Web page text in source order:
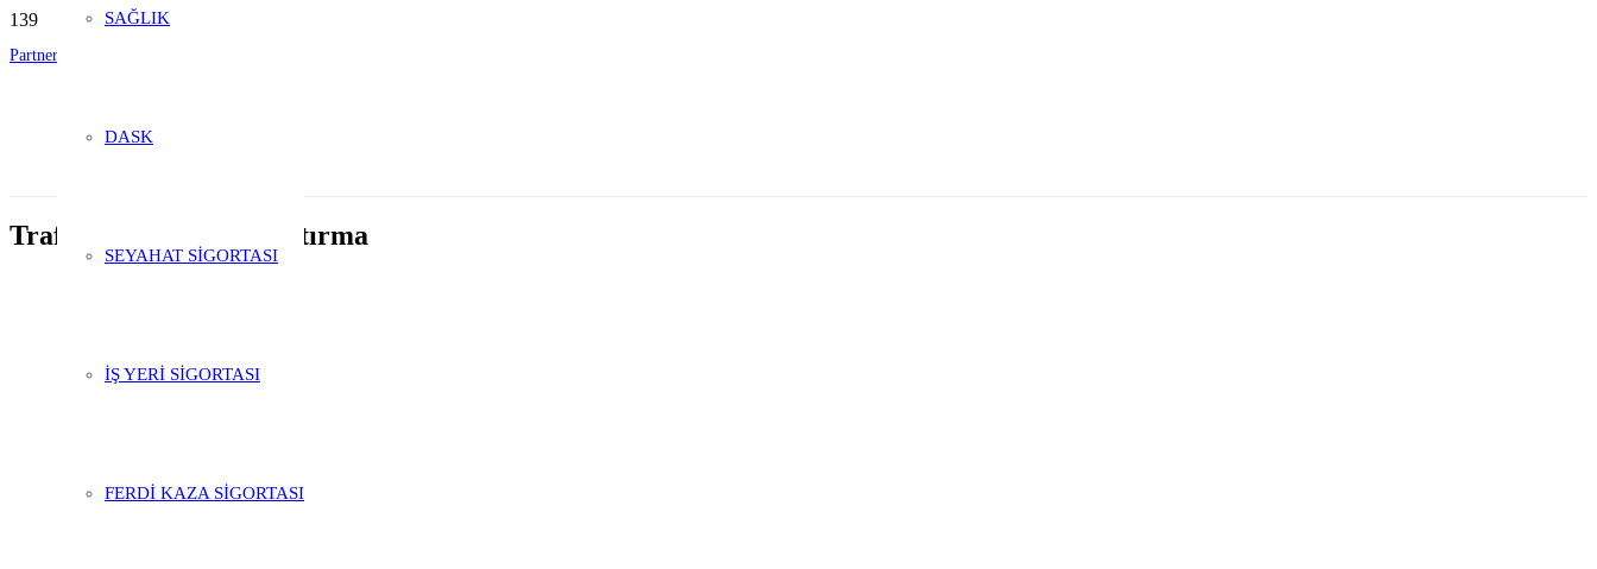
Partnerlik Başvurusu
SAĞLIK
DASK
SEYAHAT SİGORTASI
İŞ YERİ SİGORTASI
FERDİ KAZA SİGORTASI
Trafik sigortası karşılaştırma